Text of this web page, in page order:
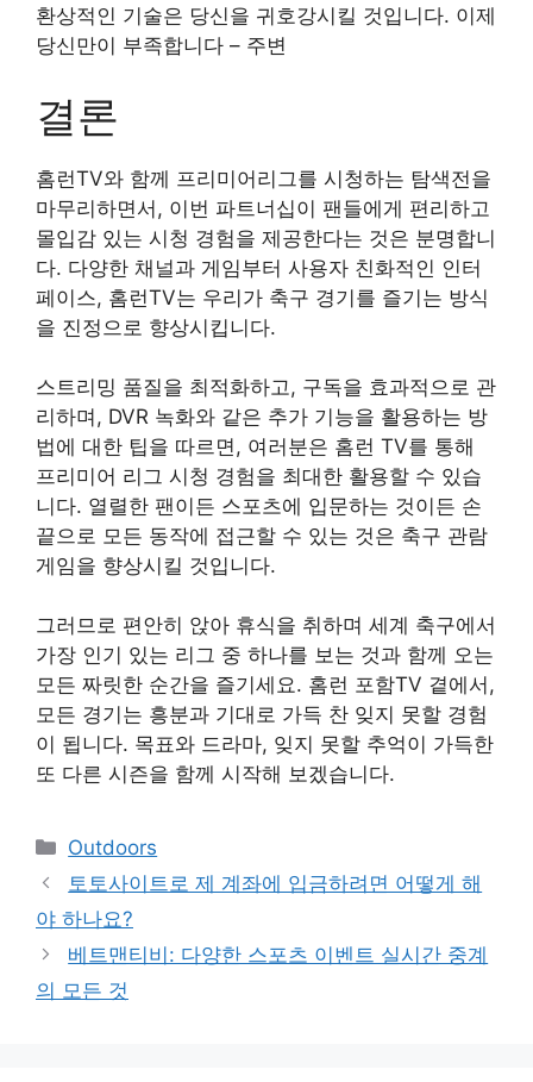
환상적인 기술은 당신을 귀호강시킬 것입니다. 이제
당신만이 부족합니다 – 주변
결론
홈런TV와 함께 프리미어리그를 시청하는 탐색전을
마무리하면서, 이번 파트너십이 팬들에게 편리하고
몰입감 있는 시청 경험을 제공한다는 것은 분명합니
다. 다양한 채널과 게임부터 사용자 친화적인 인터
페이스, 홈런TV는 우리가 축구 경기를 즐기는 방식
을 진정으로 향상시킵니다.
스트리밍 품질을 최적화하고, 구독을 효과적으로 관
리하며, DVR 녹화와 같은 추가 기능을 활용하는 방
법에 대한 팁을 따르면, 여러분은 홈런 TV를 통해
프리미어 리그 시청 경험을 최대한 활용할 수 있습
니다. 열렬한 팬이든 스포츠에 입문하는 것이든 손
끝으로 모든 동작에 접근할 수 있는 것은 축구 관람
게임을 향상시킬 것입니다.
그러므로 편안히 앉아 휴식을 취하며 세계 축구에서
가장 인기 있는 리그 중 하나를 보는 것과 함께 오는
모든 짜릿한 순간을 즐기세요. 홈런 포함TV 곁에서,
모든 경기는 흥분과 기대로 가득 찬 잊지 못할 경험
이 됩니다. 목표와 드라마, 잊지 못할 추억이 가득한
또 다른 시즌을 함께 시작해 보겠습니다.
Categories
Outdoors
토토사이트로 제 계좌에 입금하려면 어떻게 해
야 하나요?
베트맨티비: 다양한 스포츠 이벤트 실시간 중계
의 모든 것